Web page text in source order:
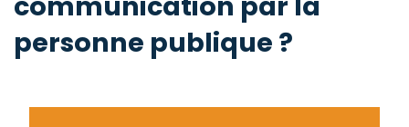
personne publique ?